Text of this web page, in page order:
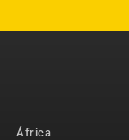
África